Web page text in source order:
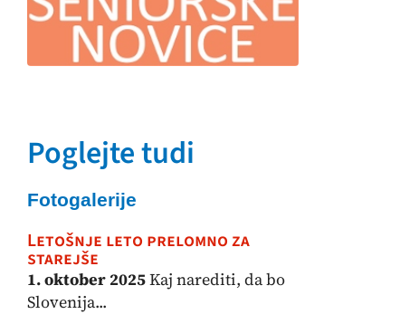
Poglejte tudi
Fotogalerije
Letošnje leto prelomno za
starejše
1. oktober 2025Kaj narediti, da bo
Slovenija...